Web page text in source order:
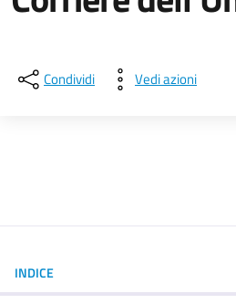
Condividi Vedi azioni
INDICE